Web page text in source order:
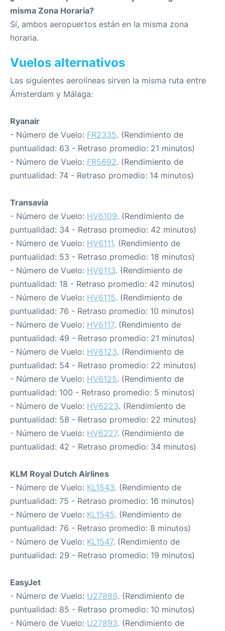
misma Zona Horaria?
Sí, ambos aeropuertos están en la misma zona
horaria.
Vuelos alternativos
Las siguientes aerolíneas sirven la misma ruta entre
Ámsterdam y Málaga:
Ryanair
- Número de Vuelo: FR2335. (Rendimiento de
puntualidad: 63 - Retraso promedio: 21 minutos)
- Número de Vuelo: FR5692. (Rendimiento de
puntualidad: 74 - Retraso promedio: 14 minutos)
Transavia
- Número de Vuelo: HV6109. (Rendimiento de
puntualidad: 34 - Retraso promedio: 42 minutos)
- Número de Vuelo: HV6111. (Rendimiento de
puntualidad: 53 - Retraso promedio: 18 minutos)
- Número de Vuelo: HV6113. (Rendimiento de
puntualidad: 18 - Retraso promedio: 42 minutos)
- Número de Vuelo: HV6115. (Rendimiento de
puntualidad: 76 - Retraso promedio: 10 minutos)
- Número de Vuelo: HV6117. (Rendimiento de
puntualidad: 49 - Retraso promedio: 21 minutos)
- Número de Vuelo: HV6123. (Rendimiento de
puntualidad: 54 - Retraso promedio: 22 minutos)
- Número de Vuelo: HV6125. (Rendimiento de
puntualidad: 100 - Retraso promedio: 5 minutos)
- Número de Vuelo: HV6223. (Rendimiento de
puntualidad: 58 - Retraso promedio: 22 minutos)
- Número de Vuelo: HV6227. (Rendimiento de
puntualidad: 42 - Retraso promedio: 34 minutos)
KLM Royal Dutch Airlines
- Número de Vuelo: KL1543. (Rendimiento de
puntualidad: 75 - Retraso promedio: 16 minutos)
- Número de Vuelo: KL1545. (Rendimiento de
puntualidad: 76 - Retraso promedio: 8 minutos)
- Número de Vuelo: KL1547. (Rendimiento de
puntualidad: 29 - Retraso promedio: 19 minutos)
EasyJet
- Número de Vuelo: U27889. (Rendimiento de
puntualidad: 85 - Retraso promedio: 10 minutos)
- Número de Vuelo: U27893. (Rendimiento de